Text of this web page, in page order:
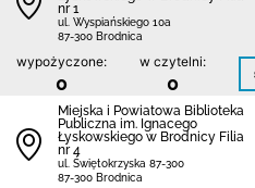
nr 1
ul. Wyspiańskiego 10a
87-300 Brodnica
wypożyczone:
0
w czytelni:
0
Miejska i Powiatowa Biblioteka
Publiczna im. Ignacego
Łyskowskiego w Brodnicy Filia
nr 4
ul. Świętokrzyska 87-300
87-300 Brodnica